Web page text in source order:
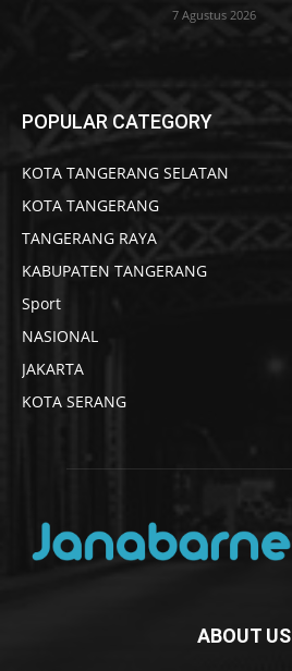
7 Agustus 2026
POPULAR CATEGORY
KOTA TANGERANG SELATAN
KOTA TANGERANG
TANGERANG RAYA
KABUPATEN TANGERANG
Sport
NASIONAL
JAKARTA
KOTA SERANG
ABOUT US